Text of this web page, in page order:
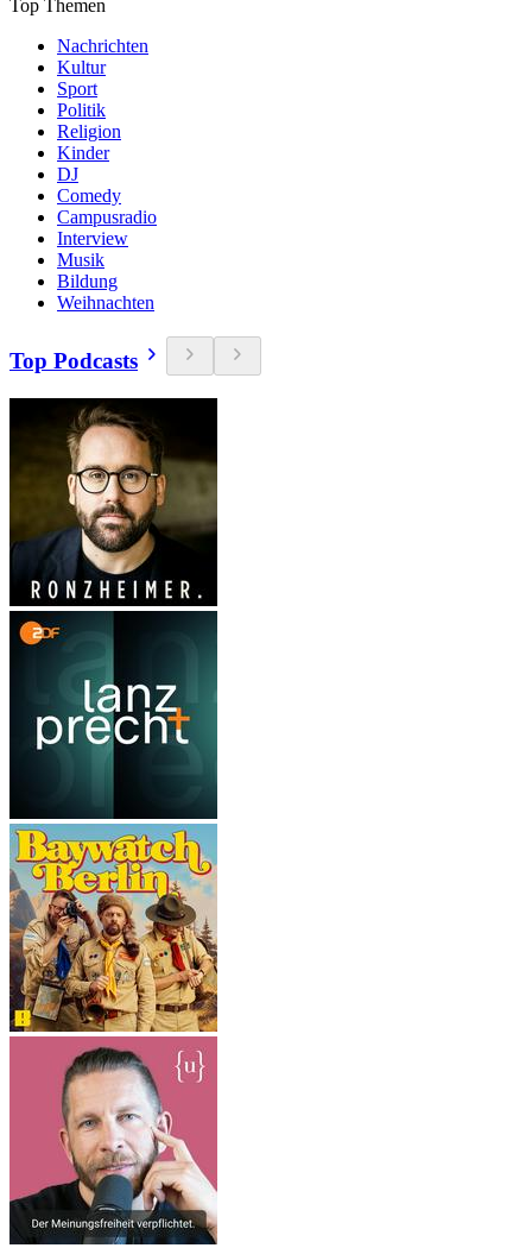
Top Themen
Nachrichten
Kultur
Sport
Politik
Religion
Kinder
DJ
Comedy
Campusradio
Interview
Musik
Bildung
Weihnachten
Top Podcasts